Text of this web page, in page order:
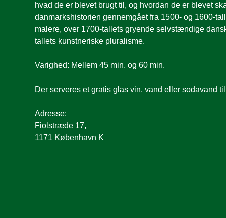
hvad de er blevet brugt til, og hvordan de er blevet
danmarkshistorien gennemgået fra 1500- og 1600-
malere, over 1700-tallets gryende selvstændige
tallets kunstneriske pluralisme.
Varighed: Mellem 45 min. og 60 min.
Der serveres et gratis glas vin, vand eller sodavand
Adresse:
Fiolstræde 17,
1171 København K